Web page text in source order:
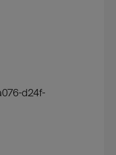
d24f-